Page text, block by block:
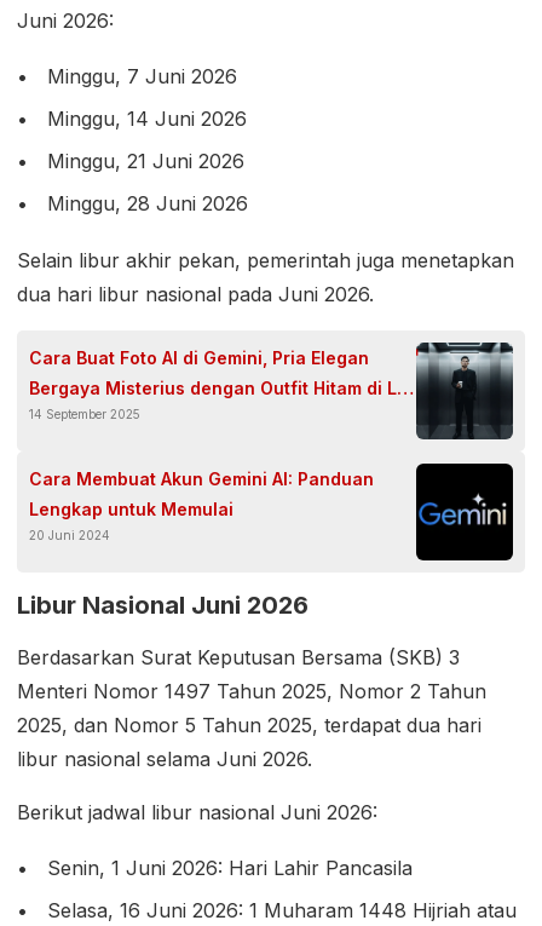
Juni 2026:
Minggu, 7 Juni 2026
Minggu, 14 Juni 2026
Minggu, 21 Juni 2026
Minggu, 28 Juni 2026
Selain libur akhir pekan, pemerintah juga menetapkan
dua hari libur nasional pada Juni 2026.
Cara Buat Foto AI di Gemini, Pria Elegan
Bergaya Misterius dengan Outfit Hitam di Lift
Modern
14 September 2025
Cara Membuat Akun Gemini AI: Panduan
Lengkap untuk Memulai
20 Juni 2024
Libur Nasional Juni 2026
Berdasarkan Surat Keputusan Bersama (SKB) 3
Menteri Nomor 1497 Tahun 2025, Nomor 2 Tahun
2025, dan Nomor 5 Tahun 2025, terdapat dua hari
libur nasional selama Juni 2026.
Berikut jadwal libur nasional Juni 2026:
Senin, 1 Juni 2026: Hari Lahir Pancasila
Selasa, 16 Juni 2026: 1 Muharam 1448 Hijriah atau